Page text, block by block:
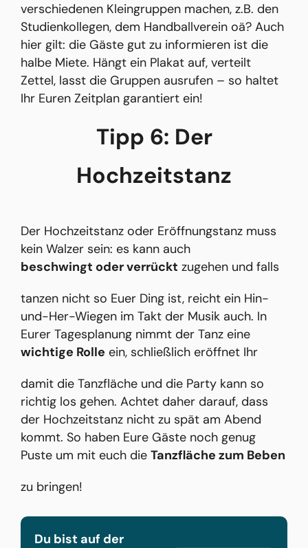
verschiedenen Kleingruppen machen, z.B. den
Studienkollegen, dem Handballverein oä? Auch
hier gilt: die Gäste gut zu informieren ist die
halbe Miete. Hängt ein Plakat auf, verteilt
Zettel, lasst die Gruppen ausrufen – so haltet
Ihr Euren Zeitplan garantiert ein!
Tipp 6: Der
Hochzeitstanz
Der Hochzeitstanz oder Eröffnungstanz muss
kein Walzer sein: es kann auch
beschwingt oderverrückt zugehen und falls
tanzen nicht so Euer Ding ist, reicht ein Hin-
und-Her-Wiegen im Takt der Musik auch. In
Eurer Tagesplanung nimmt der Tanz eine
wichtige Rolle ein, schließlich eröffnet Ihr
damit die Tanzfläche und die Party kann so
richtig los gehen. Achtet daher darauf, dass
der Hochzeitstanz nicht zu spät am Abend
kommt. So haben Eure Gäste noch genug
Puste um mit euch die Tanzfläche zum Beben
zu bringen!
Du bist auf der